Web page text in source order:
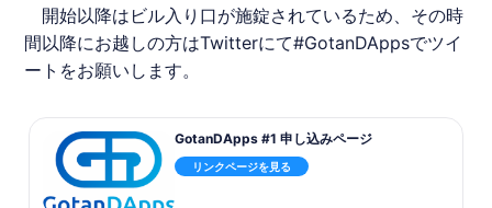
開始以降はビル入り口が施錠されているため、その時
間以降にお越しの方はTwitterにて#GotanDAppsでツイ
ートをお願いします。
GotanDApps #1 申し込みページ
リンクページを見る